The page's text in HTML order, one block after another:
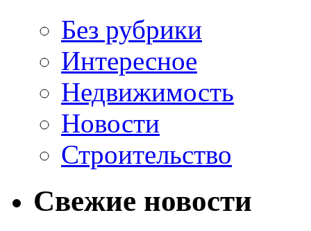
Без рубрики
Интересное
Недвижимость
Новости
Строительство
Свежие новости